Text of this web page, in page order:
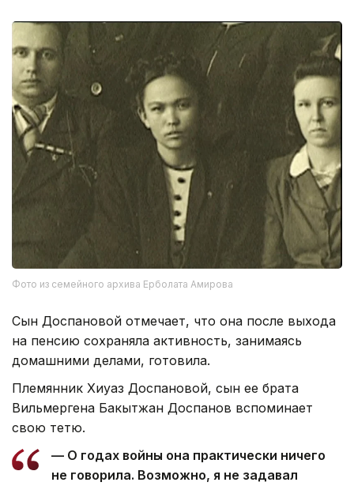
Фото из семейного архива Ерболата Амирова
Сын Доспановой отмечает, что она после выхода
на пенсию сохраняла активность, занимаясь
домашними делами, готовила.
Племянник Хиуаз Доспановой, сын ее брата
Вильмергена Бакытжан Доспанов вспоминает
свою тетю.
— О годах войны она практически ничего
не говорила. Возможно, я не задавал